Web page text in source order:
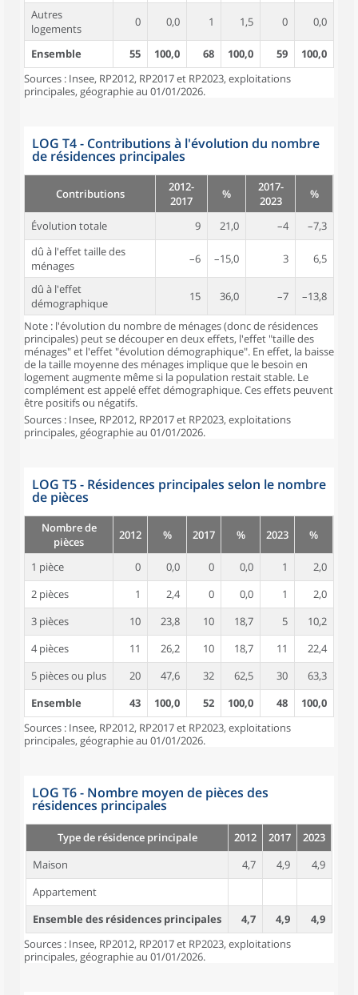
Autres
logements
0 0,0 1 1,5 0 0,0
Ensemble 55 100,0 68 100,0 59
100,0
Sources : Insee, RP2012, RP2017 et RP2023, exploitations
principales, géographie au 01/01/2026.
LOG T4 - Contributions à l'évolution du nombre
de résidences principales
Contributions
2012-
2017
%
2017-
2023
%
Évolution totale 9 21,0 –4
–7,3
dû à l'effet taille des
ménages
–6 –15,0 3 6,5
dû à l'effet
démographique
15 36,0 –7 –13,8
Note : l'évolution du nombre de ménages (donc de résidences
principales) peut se découper en deux effets, l'effet "taille des
ménages" et l'effet "évolution démographique". En effet, la baisse
de la taille moyenne des ménages implique que le besoin en
logement augmente même si la population restait stable. Le
complément est appelé effet démographique. Ces effets peuvent
être positifs ou négatifs.
Sources : Insee, RP2012, RP2017 et RP2023, exploitations
principales, géographie au 01/01/2026.
LOG T5 - Résidences principales selon le nombre
de pièces
Nombre de
pièces
2012 % 2017 % 2023 %
1 pièce 0 0,0 0 0,0 1
2,0
2 pièces
1 2,4 0 0,0 1
2,0
3 pièces
10 23,8 10 18,7 5
10,2
4 pièces
11 26,2 10 18,7 11
22,4
5 pièces ou plus
20 47,6 32 62,5 30
63,3
Ensemble
43 100,0 52 100,0 48
100,0
Sources : Insee, RP2012, RP2017 et RP2023, exploitations
principales, géographie au 01/01/2026.
LOG T6 - Nombre moyen de pièces des
résidences principales
Type de résidence principale 2012 2017
2023
Maison
4,7 4,9
4,9
Appartement
Ensemble des résidences principales
4,7 4,9
4,9
Sources : Insee, RP2012, RP2017 et RP2023, exploitations
principales, géographie au 01/01/2026.